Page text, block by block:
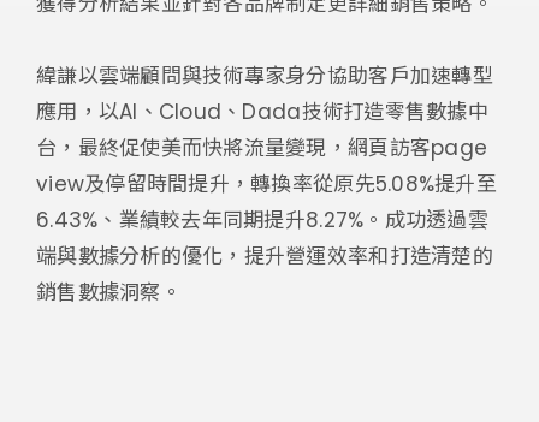
緯謙以雲端顧問與技術專家身分協助客戶加速轉型
應用，以AI、Cloud、Dada技術打造零售數據中
台，最終促使美而快將流量變現，網頁訪客page
view及停留時間提升，轉換率從原先5.08%提升至
6.43%、業績較去年同期提升8.27%。成功透過雲
端與數據分析的優化，提升營運效率和打造清楚的
銷售數據洞察。